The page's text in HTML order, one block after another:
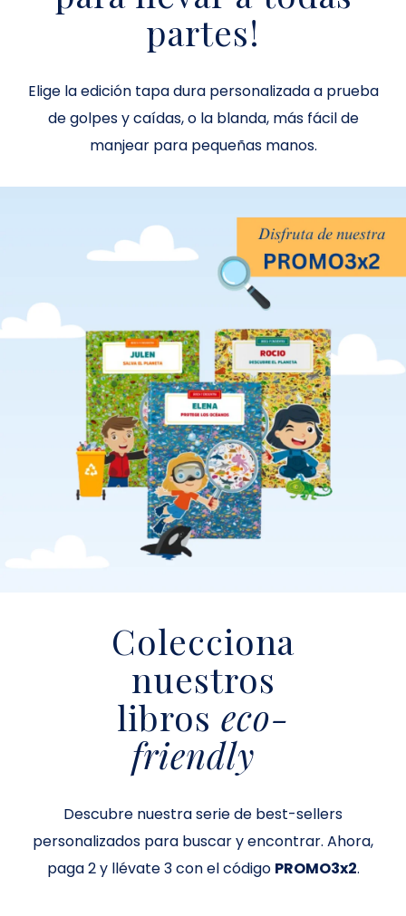
partes!
Elige la edición tapa dura personalizada a prueba
de golpes y caídas, o la blanda, más fácil de
manjear para pequeñas manos.
Colecciona
nuestros
libros eco-
friendly
Descubre nuestra serie de best-sellers
personalizados para buscar y encontrar. Ahora,
paga 2 y llévate 3 con el código PROMO3x2.